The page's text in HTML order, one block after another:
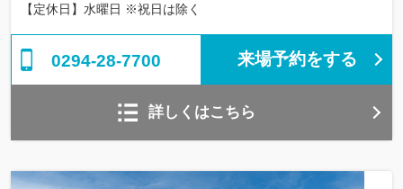
【定休日】水曜日 ※祝日は除く
0294-28-7700 来場予約をする
詳しくはこちら